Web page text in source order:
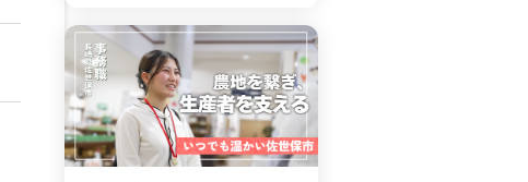
02:16入庁のきっかけ
02:37入庁前のイメージ
03:02印象に残っているエピ
ソード
03:33入庁して成長したこと
04:03 求職者に伝えたいこと